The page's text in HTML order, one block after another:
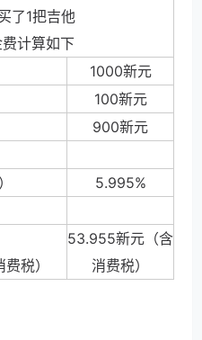
了1把吉他
计算如下
1000新元
100新元
900新元
5.995%
税）
53.955新元（含
消费税）